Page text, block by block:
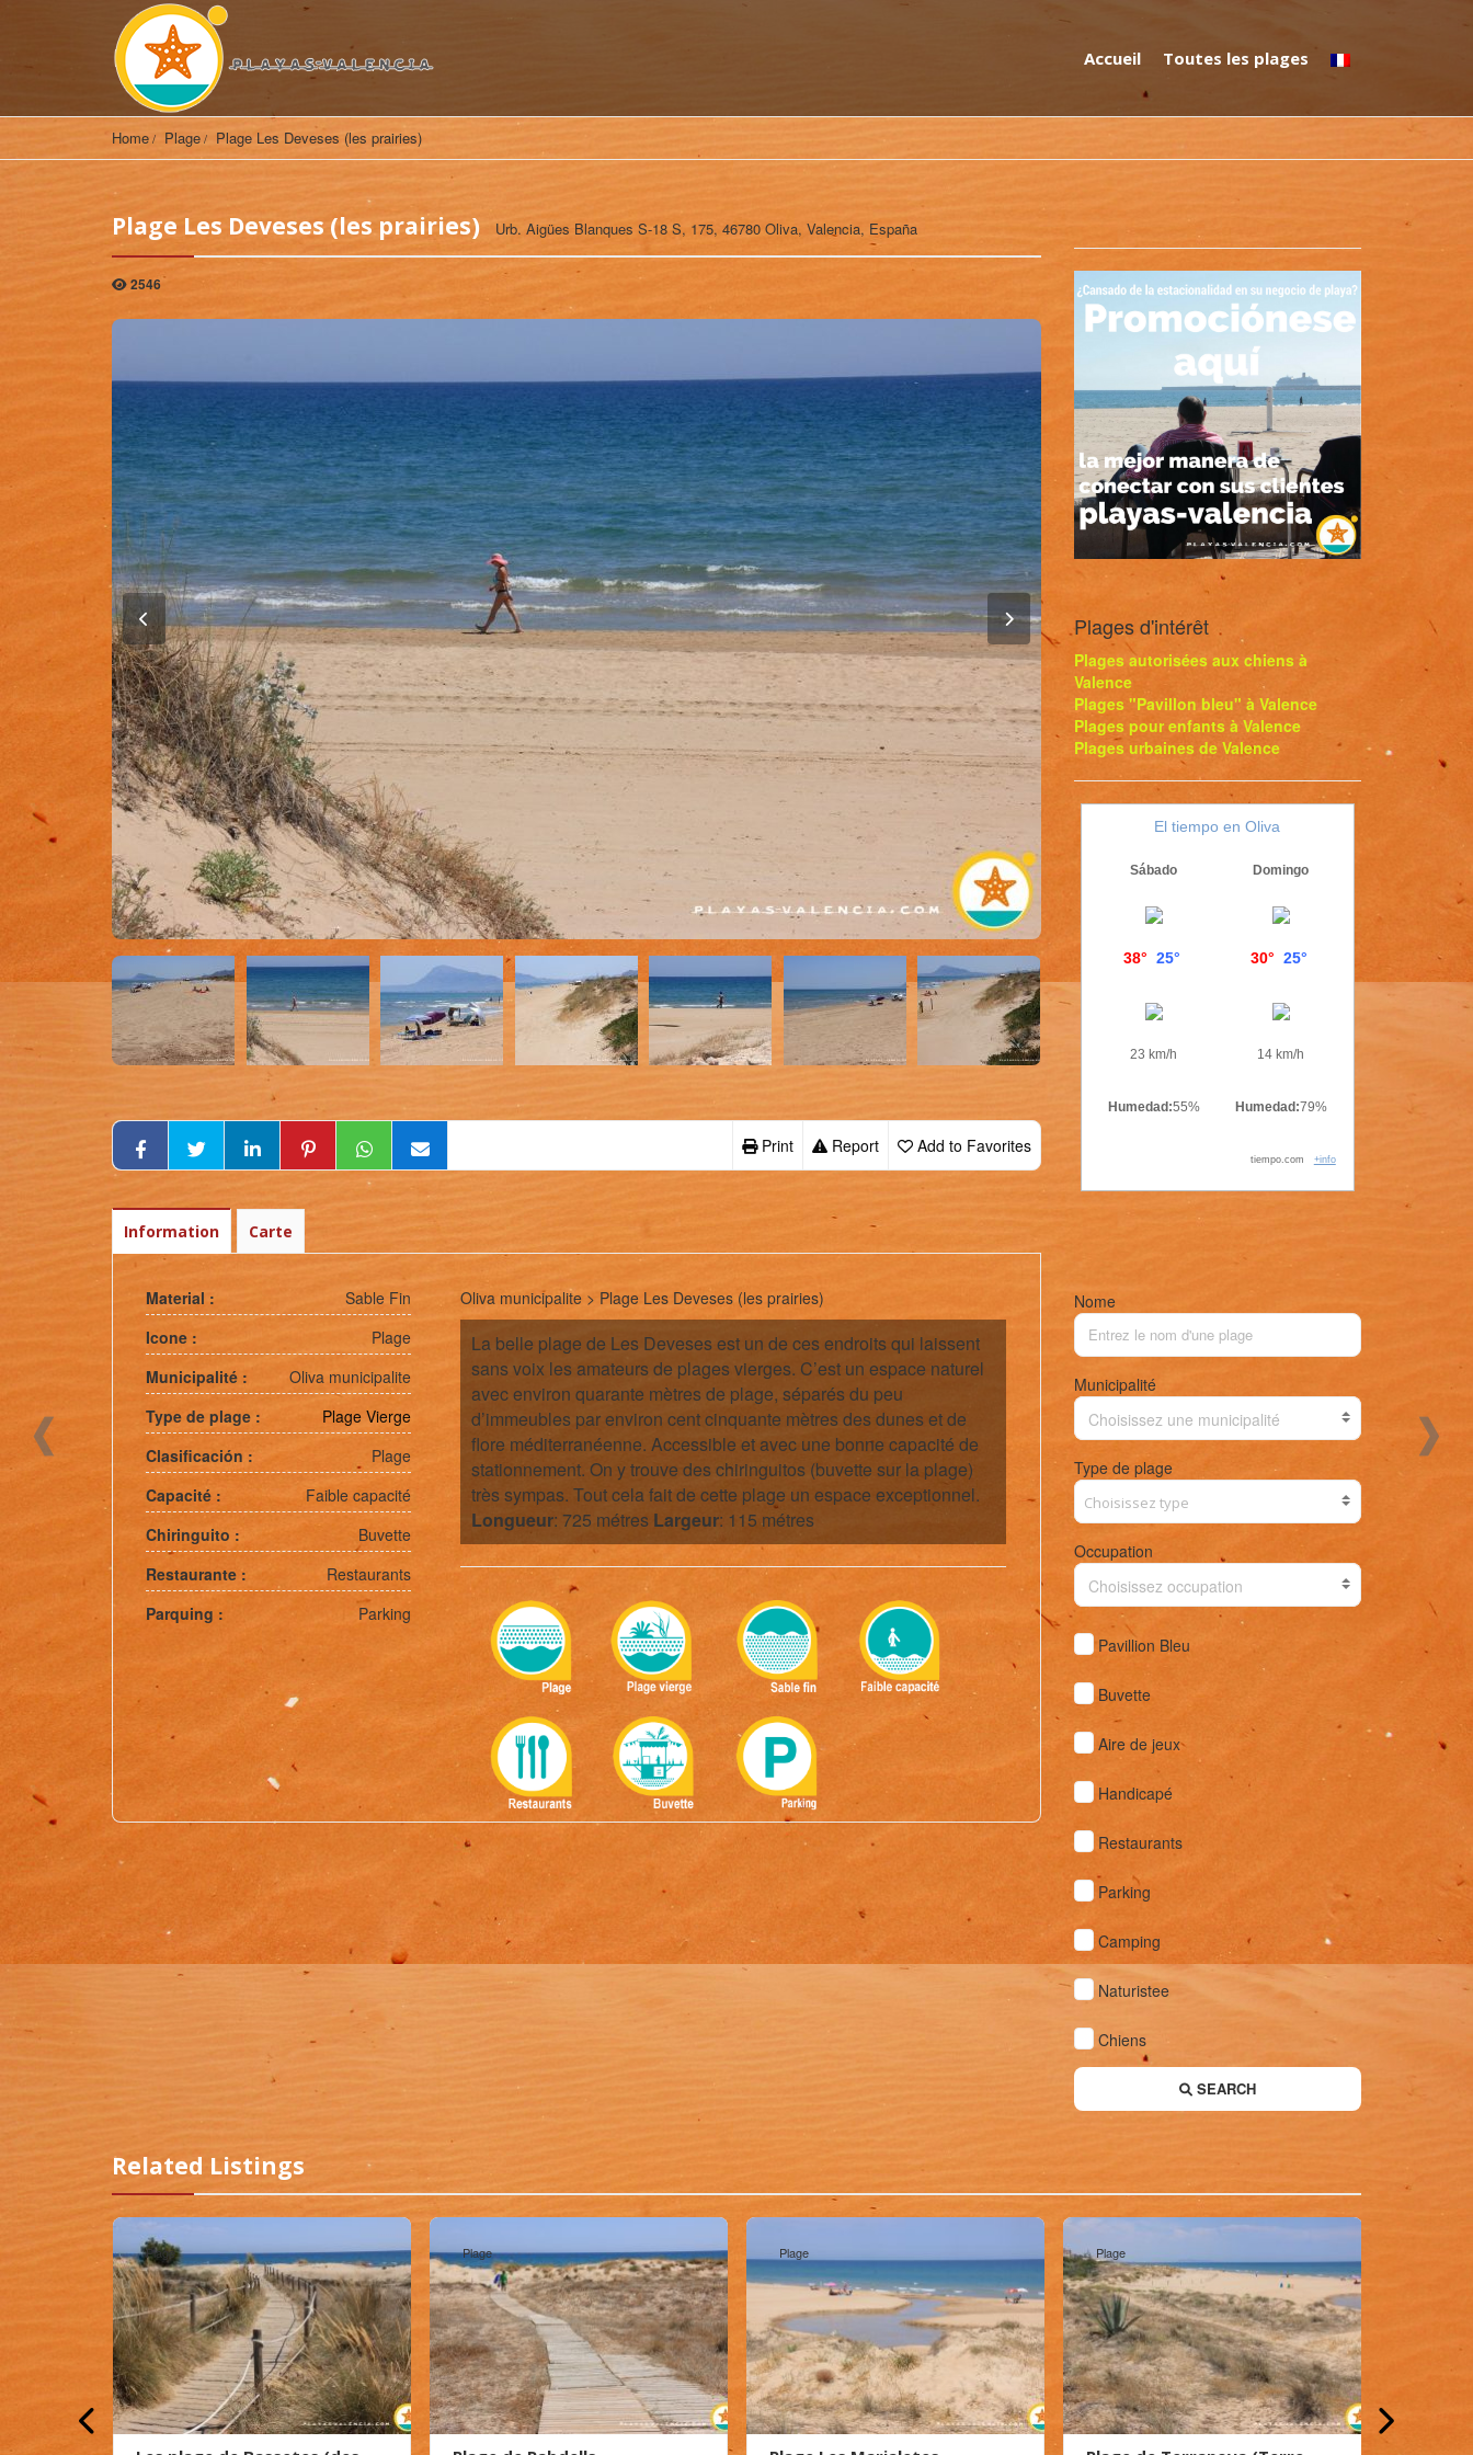
Accueil Toutes les plages
Home Plage Plage Les Deveses (les prairies)
Plage Les Deveses (les prairies) Urb. Aigües Blanques S-18 S, 175, 46780 Oliva, Valencia, España
2546
Add to Favorites
Report
Print
Information Carte
Material :
Sable Fin
Icone :
Plage
Municipalité :
Oliva municipalite
Type de plage :
Plage Vierge
Clasificación :
Plage
Capacité :
Faible capacité
Chiringuito :
Buvette
Restaurante :
Restaurants
Parquing :
Parking
Oliva municipalite > Plage Les Deveses (les prairies)
La belle plage de Les Deveses est un de ces endroits qui laissent
sans voix les amateurs de plages vierges. C’est un espace naturel
avec environ quarante mètres de plage, séparés du peu
d’immeubles par environ cent cinquante mètres des dunes et de
flore méditerranéenne. Accessible et avec une bonne capacité de
stationnement. On y trouve des chiringuitos (buvette sur la plage)
très sympas. Tout cela fait de cette plage un espace exceptionnel.
Longueur: 725 métres Largeur: 115 métres
Plages d'intérêt
Plages autorisées aux chiens à
Valence
Plages "Pavillon bleu" à Valence
Plages pour enfants à Valence
Plages urbaines de Valence
El tiempo en Oliva
Sábado
38° 25°
23 km/h
Humedad:55%
Domingo
30° 25°
14 km/h
Humedad:79%
tiempo.com +info
Nome
Municipalité
Choisissez une municipalité
Type de plage
Occupation
Choisissez occupation
Pavillion Bleu
Buvette
Aire de jeux
Handicapé
Restaurants
Parking
Camping
Naturistee
Chiens
SEARCH
Related Listings
Plage Plage Plage Plage